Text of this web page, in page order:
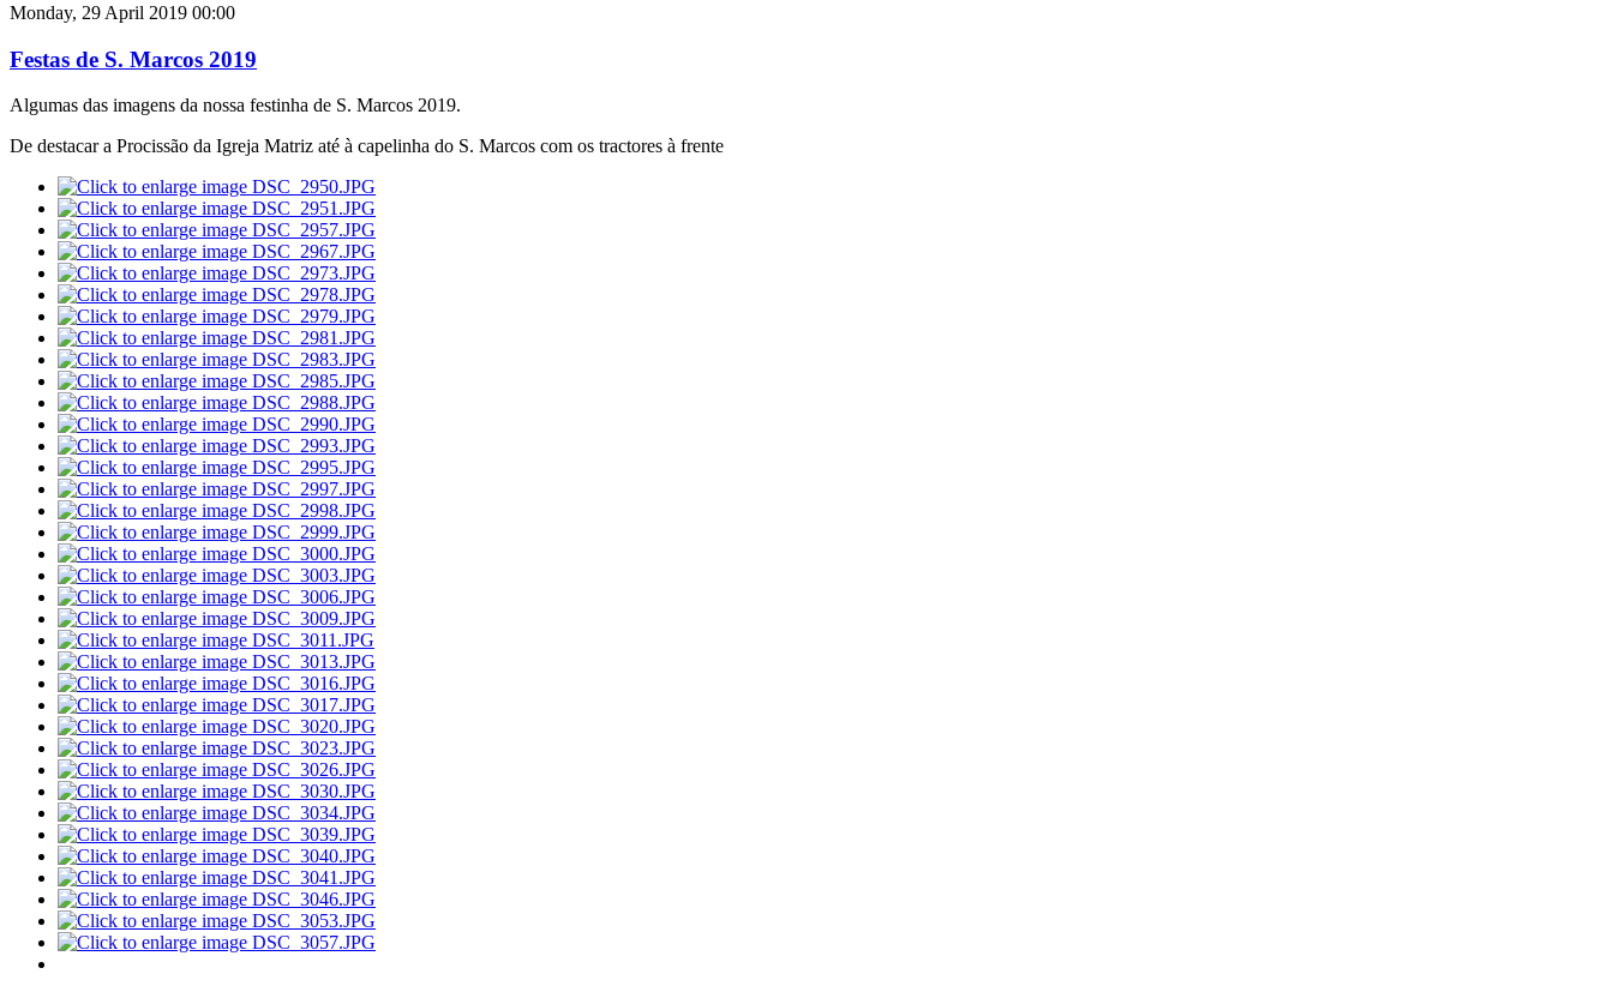
Monday, 29 April 2019 00:00
Festas de S. Marcos 2019
Algumas das imagens da nossa festinha de S. Marcos 2019.
De destacar a Procissão da Igreja Matriz até à capelinha do S. Marcos com os tractores à frente